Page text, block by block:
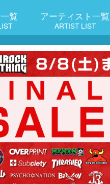
覧 アーティスト一覧
ARTIST LIST